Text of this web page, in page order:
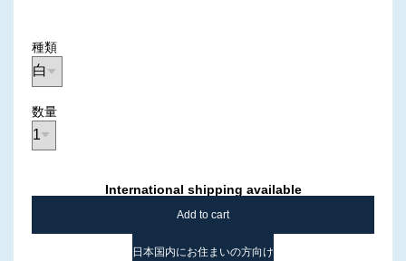
種類
数量
International shipping available
Add to cart
日本国内にお住まいの方向け